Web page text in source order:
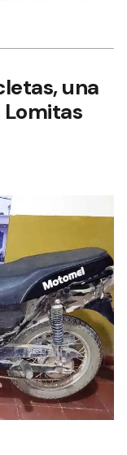
una